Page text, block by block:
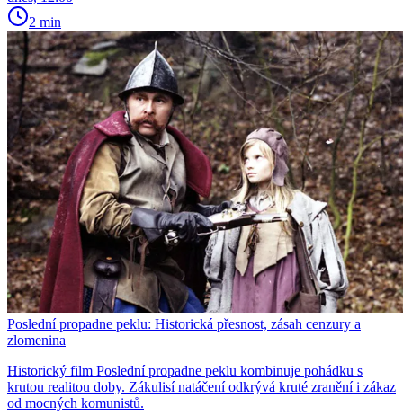
2 min
Poslední propadne peklu: Historická přesnost, zásah cenzury a
zlomenina
Historický film Poslední propadne peklu kombinuje pohádku s
krutou realitou doby. Zákulisí natáčení odkrývá kruté zranění i zákaz
od mocných komunistů.